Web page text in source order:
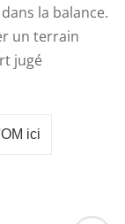
la balance.
un terrain
jugé
ici